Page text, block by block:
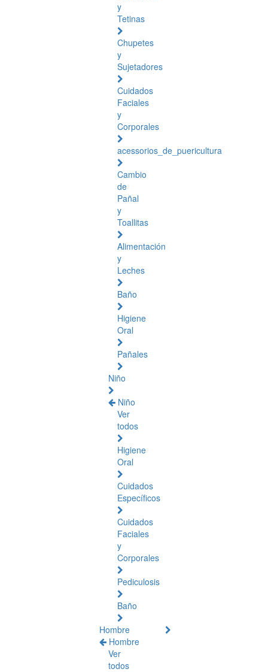
y
Tetinas
Chupetes
y
Sujetadores
Cuidados
Faciales
y
Corporales
acessorios_de_puericultura
Cambio
de
Pañal
y
Toallitas
Alimentación
y
Leches
Baño
Higiene
Oral
Pañales
Niño
Niño
Ver
todos
Higiene
Oral
Cuidados
Específicos
Cuidados
Faciales
y
Corporales
Pediculosis
Baño
Hombre
Hombre
Ver
todos